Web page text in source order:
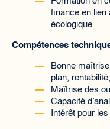
finance en lien
écologique
Compétences
Bonne
plan,
Maîtrise des
Capacité
Intérêt pour